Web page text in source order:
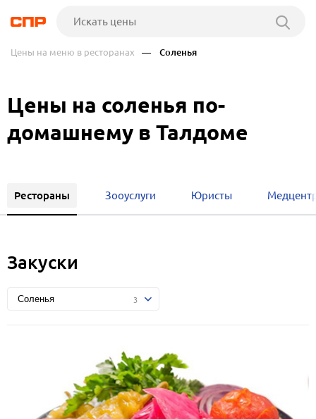
Цены на меню в ресторанах — Соленья
Цены на соленья по-
домашнему в Талдоме
Рестораны Зооуслуги Юристы
Закуски